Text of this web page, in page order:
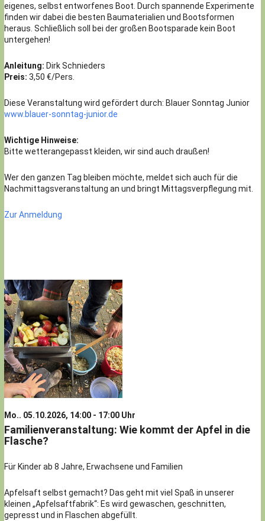
eigenes, selbst entworfenes Boot. Durch spannende Experimente
finden wir dabei die besten Baumaterialien und Bootsformen
heraus. Schließlich soll bei der großen Bootsparade kein Boot
untergehen!
Anleitung: Dirk Schnieders
Preis: 3,50 €/Pers.
Diese Veranstaltung wird gefördert durch: Blauer Sonntag Junior
www.blauer-sonntag-junior.de
Wichtige Hinweise:
Bitte wetterangepasst kleiden, wir sind auch draußen!
Wer den ganzen Tag bleiben möchte, meldet sich auch für die
Nachmittagsveranstaltung an und bringt Mittagsverpflegung mit.
Zur Anmeldung
Mo.. 05.10.2026, 14:00 - 17:00 Uhr
Familienveranstaltung: Wie kommt der Apfel in die
Flasche?
Für Kinder ab 8 Jahre, Erwachsene und Familien
Apfelsaft selbst gemacht? Das geht mit viel Spaß in unserer
kleinen „Apfelsaftfabrik“: Es wird gewaschen, geschnitten,
gepresst und in Flaschen abgefüllt.